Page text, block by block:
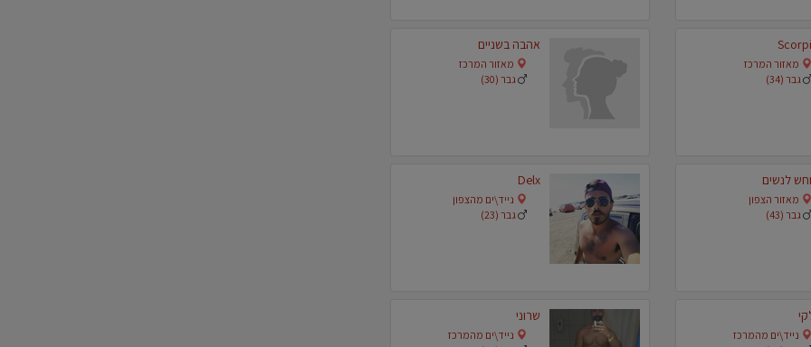
מאזור המרכז
גבר (34)
אהבה בשניים
מאזור המרכז
גבר (30)
לנשים
מאזור הצפון
גבר (43)
Delx
נייד\ים מהצפון
גבר (23)
נייד\ים מהמרכז
שרוני
נייד\ים מהמרכז